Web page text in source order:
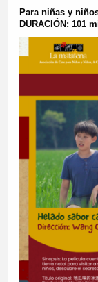
Para niñas y
DURACIÓN: 101